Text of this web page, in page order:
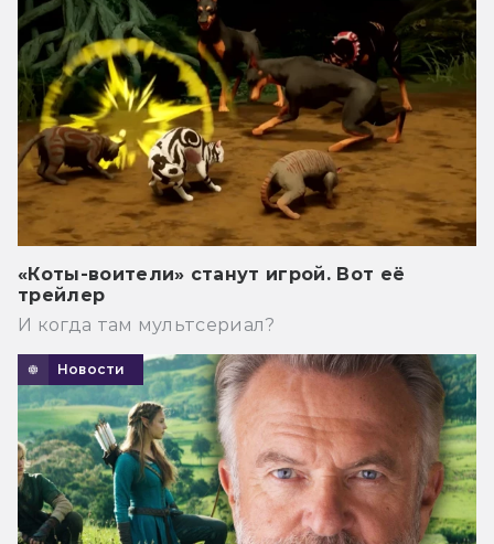
«Коты-воители» станут игрой. Вот её
трейлер
И когда там мультсериал?
Новости